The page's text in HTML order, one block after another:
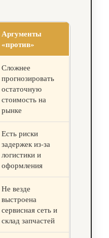
Аргументы
«против»
Сложнее
прогнозировать
остаточную
стоимость на
рынке
Есть риски
задержек из‑за
логистики и
оформления
Не везде
выстроена
сервисная сеть и
склад запчастей